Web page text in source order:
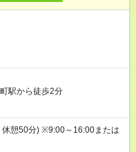
駅から徒歩2分
憩50分) ※9:00～16:00または